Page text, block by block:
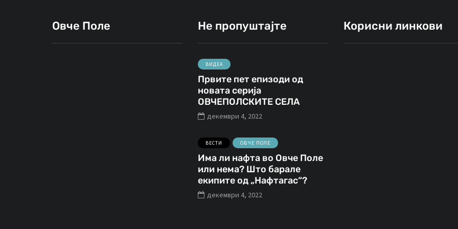
Овче Поле Не пропуштајте
ВИДЕА
Првите пет епизоди од
новата серија
ОВЧЕПОЛСКИТЕ СЕЛА
декември 4, 2022
ВЕСТИ ОВЧЕ ПОЛЕ
Има ли нафта во Овче Поле
или нема? Што барале
екипите од „Нафтагас“?
декември 4, 2022
Корисни линкови
ВИДЕА ОВЧЕ ПОЛЕ
март 9, 2021
Градиштето кај
Кнежје во стар
документарен